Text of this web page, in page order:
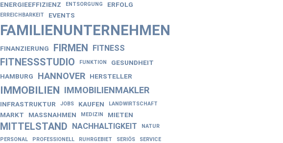
ENERGIEEFFIZIENZ
ENTSORGUNG ERFOLG
ERREICHBARKEIT EVENTS
FAMILIENUNTERNEHMEN
FINANZIERUNG FIRMEN FITNESS
FITNESSSTUDIO FUNKTION
GESUNDHEIT
HAMBURG
HANNOVER HERSTELLER
IMMOBILIEN IMMOBILIENMAKLER
INFRASTRUKTUR JOBS KAUFEN LANDWIRTSCHAFT
MARKT MASSNAHMEN MEDIZIN MIETEN
MITTELSTAND NACHHALTIGKEIT NATUR
PERSONAL PROFESSIONELL RUHRGEBIET SERIÖS SERVICE